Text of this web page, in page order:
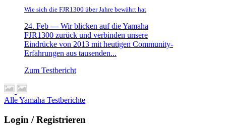
Wie sich die FJR1300 über Jahre bewährt hat
24. Feb — Wir blicken auf die Yamaha
FJR1300 zurück und verbinden unsere
Eindrücke von 2013 mit heutigen Community-
Erfahrungen aus tausenden...
Zum Testbericht
Alle Yamaha Testberichte
Login / Registrieren